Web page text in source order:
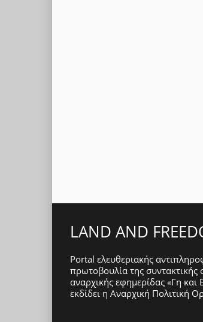
LAND AND
Portal ελευθεριακής
πρωτοβουλία της συντακτικής
αναρχικής εφημερίδας «Γη και
εκδίδει η Αναρχική Πολιτική